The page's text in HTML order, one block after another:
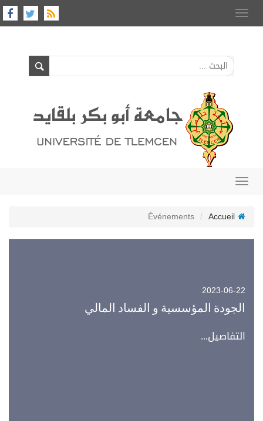
Toggle
navigation
Toggle
Événements
2023-06-22
الجودة المؤسسية و الفساد المالي
التفاصيل...